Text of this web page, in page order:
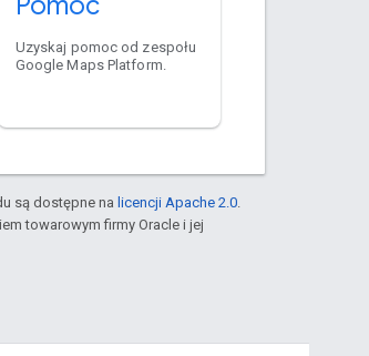
Uzyskaj pomoc od zespołu
Google Maps Platform.
są dostępne na licencji Apache 2.0
towarowym firmy Oracle i jej